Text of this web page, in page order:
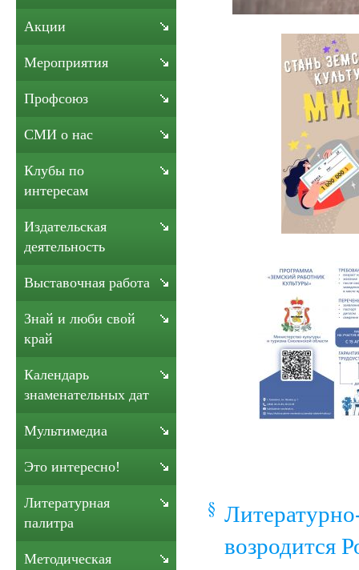
возродится
Акции
Мероприятия
Профсоюз
СМИ о нас
Клубы по
интересам
Издательская
деятельность
Выставочная работа
Знай и люби свой
край
Календарь
знаменательных дат
Мультимедиа
Это интересно!
Литературная
палитра
Методическая